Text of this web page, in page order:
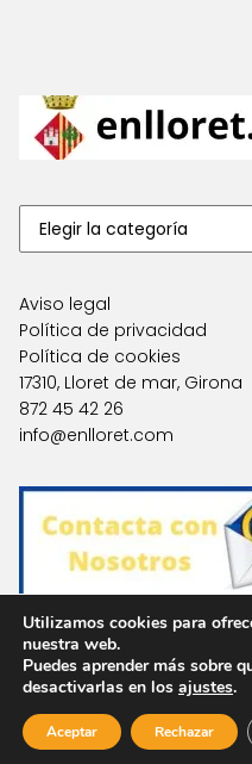
Aviso legal
Política de privacidad
Política de cookies
17310, Lloret de mar, Girona
872 45 42 26
info@enlloret.com
Agencias en Otras
Utilizamos cookies para
nuestra web.
Puedes aprender más sobre
desactivarlas en los ajustes.
Aceptar Rechazar